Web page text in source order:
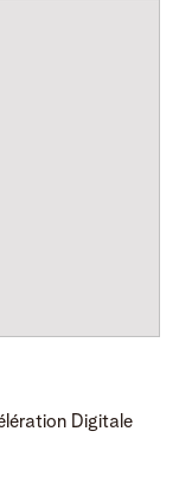
Digitale